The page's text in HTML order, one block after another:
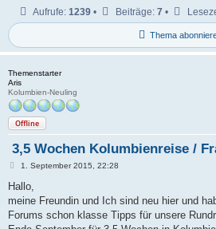
Thema
Aufrufe: 1239• Beiträge: 7 •
Themenstarter
Aris
Kolumbien-Neuling
Offline
3,5 Wochen Kolumbienreise /
B
i
r
a
1. September 2015, 22:28
Hallo,
meine Freundin und Ich sind neu hier und
Forums schon klasse Tipps für unsere